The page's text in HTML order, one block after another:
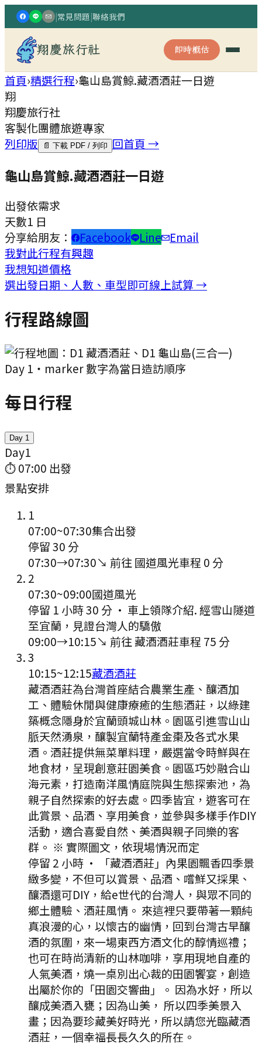
|常見問題|聯絡我們
翔慶旅行社 即時概估
首頁›精選行程›龜山島賞鯨.藏酒酒莊一日遊
翔
翔慶旅行社
客製化團體旅遊專家
列印版
📄 下載 PDF / 列印 回首頁 →
龜山島賞鯨.藏酒酒莊一日遊
出發依需求
天數1 日
分享給朋友：
Facebook Line
Email
我對此行程有興趣
我想知道價格
選出發日期、人數、車型即可線上試算 →
行程路線圖
Day 1 ・marker 數字為當日造訪順序
每日行程
Day 1
Day1
⏱07:00 出發
景點安排
1
07:00~07:30集合出發
停留 30 分
07:30→07:30↘ 前往 國道風光車程 0 分
2
07:30~09:00國道風光
停留 1 小時 30 分 · 車上領隊介紹. 經雪山隧道
至宜蘭，見證台灣人的驕傲
09:00→10:15↘ 前往藏酒酒莊車程 75 分
3
10:15~12:15藏酒酒莊
藏酒酒莊為台灣首座結合農業生產、釀酒加
工、體驗休閒與健康療癒的生態酒莊，以綠建
築概念隱身於宜蘭頭城山林。園區引進雪山山
脈天然湧泉，釀製宜蘭特產金棗及各式水果
酒。酒莊提供無菜單料理，嚴選當令時鮮與在
地食材，呈現創意莊園美食。園區巧妙融合山
海元素，打造南洋風情庭院與生態探索池，為
親子自然探索的好去處。四季皆宜，遊客可在
此賞景、品酒、享用美食，並參與多樣手作DIY
活動，適合喜愛自然、美酒與親子同樂的客
群。 ※ 實際圖文，依現場情況而定
停留 2 小時 ·
「藏酒酒莊」內果園飄香四季景
緻多變，不但可以賞景、品酒、嚐鮮又採果、
釀酒還可DIY，給e世代的台灣人，與眾不同的
鄉土體驗、酒莊風情。 來這裡只要帶著一顆純
真浪漫的心，以懷古的幽情，回到台灣古早釀
酒的氛圍，來一場東西方酒文化的醇情巡禮；
也可在時尚清新的山林咖啡，享用現地自產的
人氣美酒，燒一桌別出心裁的田園饗宴，創造
出屬於你的「田園交響曲」。 因為水好，所以
釀成美酒入甕；因為山美， 所以四季美景入
畫；因為要珍藏美好時光，所以請您光臨藏酒
酒莊，一個幸福長長久久的所在。